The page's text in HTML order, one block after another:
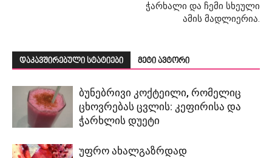
ჭარხალი და ჩემი სხეული
ამის მადლიერია.
დაკავშირებული სტატიები მეტი ავტორი
ბუნებრივი კოქტეილი, რომელიც
ცხოვრებას ცვლის: კეფირისა და
ჭარხლის დუეტი
უფრო ახალგაზრდად